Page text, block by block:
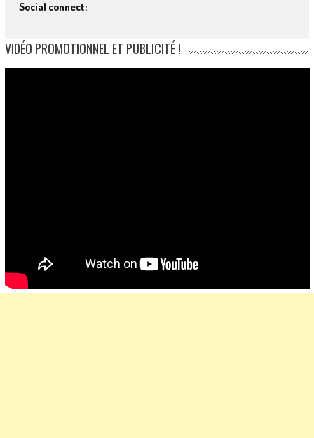
Social connect:
VIDÉO PROMOTIONNEL ET PUBLICITÉ !